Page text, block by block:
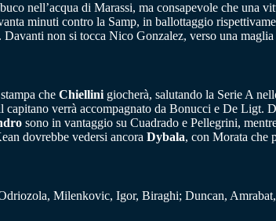
nell’acqua di Marassi, ma consapevole che una
minuti contro la Samp, in ballottaggio
non si tocca Nico Gonzalez, verso una
che Chiellini giocherà, salutando la Serie A
capitano verrà accompagnato da Bonucci e De Ligt.
sono in vantaggio su Cuadrado e Pellegrini,
dovrebbe vedersi ancora Dybala, con Morata che
Milenkovic, Igor, Biraghi; Duncan,